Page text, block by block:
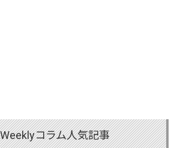
Weeklyコラム人気記事